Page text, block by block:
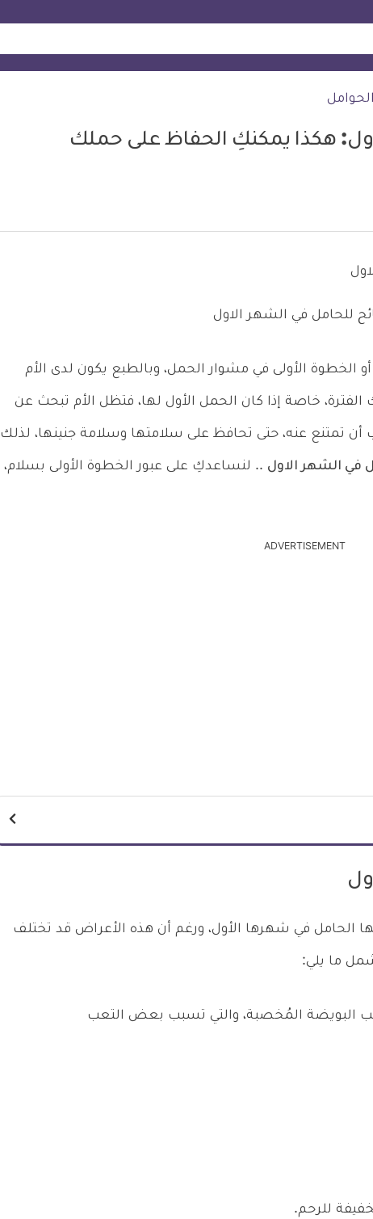
هكذا يمكنكِ الحفاظ على حملك
للحامل في الشهر الاول
الخطوة الأولى في مشوار الحمل، وبالطبع يكون لدى الأم
خاصة إذا كان الحمل الأول لها، فتظل الأم تبحث عن
أن تمتنع عنه، حتى تحافظ على سلامتها وسلامة جنينها، لذلك
في الشهر الاول .. لنساعدكِ على عبور الخطوة الأولى بسلام،
ADVERTISEMENT
الحامل في شهرها الأول، ورغم أن هذه الأعراض قد تختلف
ما يلي:
البويضة المُخصبة، والتي تسبب بعض التعب
للرحم.